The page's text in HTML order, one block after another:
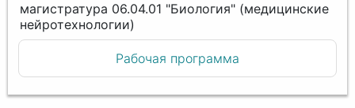
магистратура 06.04.01 "Биология" (медицинские
нейротехнологии)
Рабочая программа